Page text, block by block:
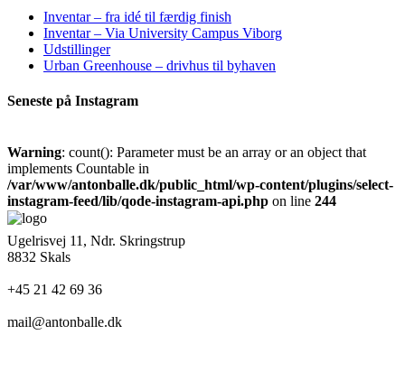
Inventar – fra idé til færdig finish
Inventar – Via University Campus Viborg
Udstillinger
Urban Greenhouse – drivhus til byhaven
Seneste på Instagram
Warning: count(): Parameter must be an array or an object that
implements Countable in
/var/www/antonballe.dk/public_html/wp-content/plugins/select-
instagram-feed/lib/qode-instagram-api.php on line 244
Ugelrisvej 11, Ndr. Skringstrup
8832 Skals
+45 21 42 69 36
mail@antonballe.dk